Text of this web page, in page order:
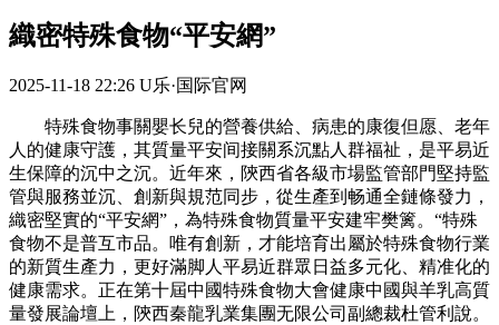
織密特殊食物“平安網”
2025-11-18 22:26 U乐·国际官网
特殊食物事關嬰长兒的營養供給、病患的康復但愿、老年
人的健康守護，其質量平安间接關系沉點人群福祉，是平易近
生保障的沉中之沉。近年來，陝西省各級市場監管部門堅持監
管與服務並沉、創新與規范同步，從生產到畅通全鏈條發力，
織密堅實的“平安網”，為特殊食物質量平安建牢樊篱。“特殊
食物不是普互市品。唯有創新，才能培育出屬於特殊食物行業
的新質生產力，更好滿脚人平易近群眾日益多元化、精准化的
健康需求。正在第十屆中國特殊食物大會健康中國與羊乳高質
量發展論壇上，陝西秦龍乳業集團无限公司副總裁杜管利說。